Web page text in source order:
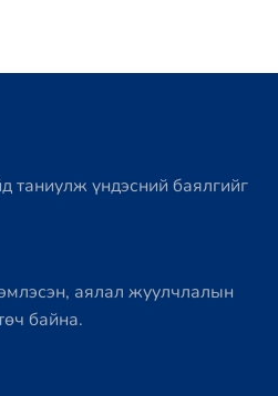
таниулж үндэсний баялгийг
аялал жуулчлалын
байна.